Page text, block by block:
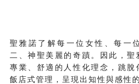
聖雅諾了解每一位女性、每一
二、神聖美麗的奇蹟。因此，聖
專業、舒適的人性化理念，跳脫
飯店式管理，呈現出知性與感性